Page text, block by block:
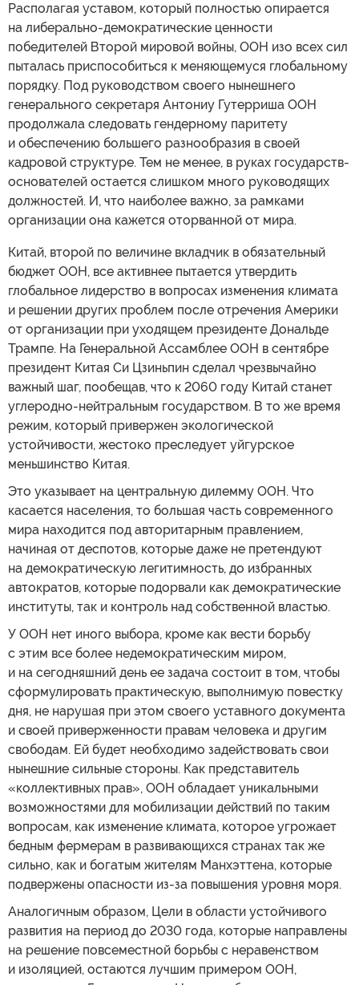
Располагая уставом, который полностью опирается
на либерально-демократические ценности
победителей Второй мировой войны, ООН изо всех сил
пыталась приспособиться к меняющемуся глобальному
порядку. Под руководством своего нынешнего
генерального секретаря Антониу Гутерриша ООН
продолжала следовать гендерному паритету
и обеспечению большего разнообразия в своей
кадровой структуре. Тем не менее, в руках государств-
основателей остается слишком много руководящих
должностей. И, что наиболее важно, за рамками
организации она кажется оторванной от мира.
Китай, второй по величине вкладчик в обязательный
бюджет ООН, все активнее пытается утвердить
глобальное лидерство в вопросах изменения климата
и решении других проблем после отречения Америки
от организации при уходящем президенте Дональде
Трампе. На Генеральной Ассамблее ООН в сентябре
президент Китая Си Цзиньпин сделал чрезвычайно
важный шаг, пообещав, что к 2060 году Китай станет
углеродно-нейтральным государством. В то же время
режим, который привержен экологической
устойчивости, жестоко преследует уйгурское
меньшинство Китая.
Это указывает на центральную дилемму ООН. Что
касается населения, то большая часть современного
мира находится под авторитарным правлением,
начиная от деспотов, которые даже не претендуют
на демократическую легитимность, до избранных
автократов, которые подорвали как демократические
институты, так и контроль над собственной властью.
У ООН нет иного выбора, кроме как вести борьбу
с этим все более недемократическим миром,
и на сегодняшний день ее задача состоит в том, чтобы
сформулировать практическую, выполнимую повестку
дня, не нарушая при этом своего уставного документа
и своей приверженности правам человека и другим
свободам. Ей будет необходимо задействовать свои
нынешние сильные стороны. Как представитель
«коллективных прав», ООН обладает уникальными
возможностями для мобилизации действий по таким
вопросам, как изменение климата, которое угрожает
бедным фермерам в развивающихся странах так же
сильно, как и богатым жителям Манхэттена, которые
подвержены опасности из-за повышения уровня моря.
Аналогичным образом, Цели в области устойчивого
развития на период до 2030 года, которые направлены
на решение повсеместной борьбы с неравенством
и изоляцией, остаются лучшим примером ООН,